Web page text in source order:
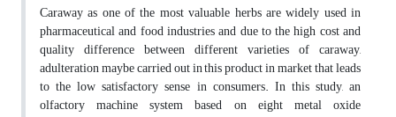
Caraway as one of the most valuable herbs are widely used in
pharmaceutical and food industries and due to the high cost and
quality difference between different varieties of caraway,
adulteration maybe carried out in this product in market that leads
to the low satisfactory sense in consumers. In this study, an
olfactory machine system based on eight metal oxide